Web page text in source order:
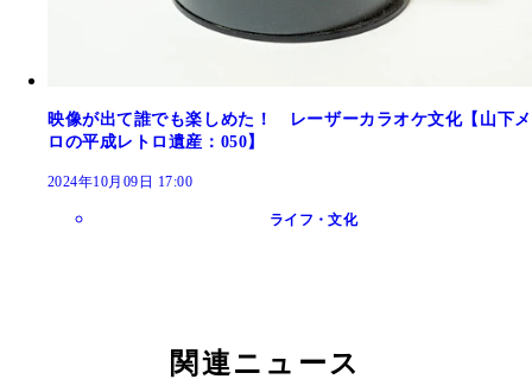
映像が出て誰でも楽しめた！ レーザーカラオケ文化【山下メ
ロの平成レトロ遺産：050】
2024年10月09日 17:00
ライフ・文化
関連ニュース